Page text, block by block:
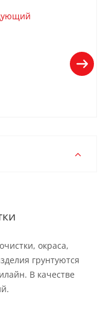
окраса,
грунтуются
В качестве